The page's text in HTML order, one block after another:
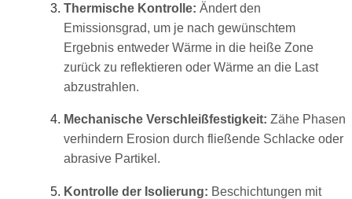
Thermische Kontrolle: Ändert den
Emissionsgrad, um je nach gewünschtem
Ergebnis entweder Wärme in die heiße Zone
zurück zu reflektieren oder Wärme an die Last
abzustrahlen.
Mechanische Verschleißfestigkeit: Zähe Phasen
verhindern Erosion durch fließende Schlacke oder
abrasive Partikel.
Kontrolle der Isolierung: Beschichtungen mit